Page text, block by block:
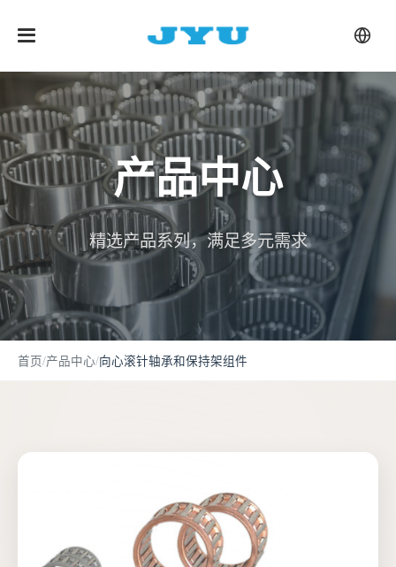
产品中心
精选产品系列，满足多元需求
首页/产品中心/向心滚针轴承和保持架组件